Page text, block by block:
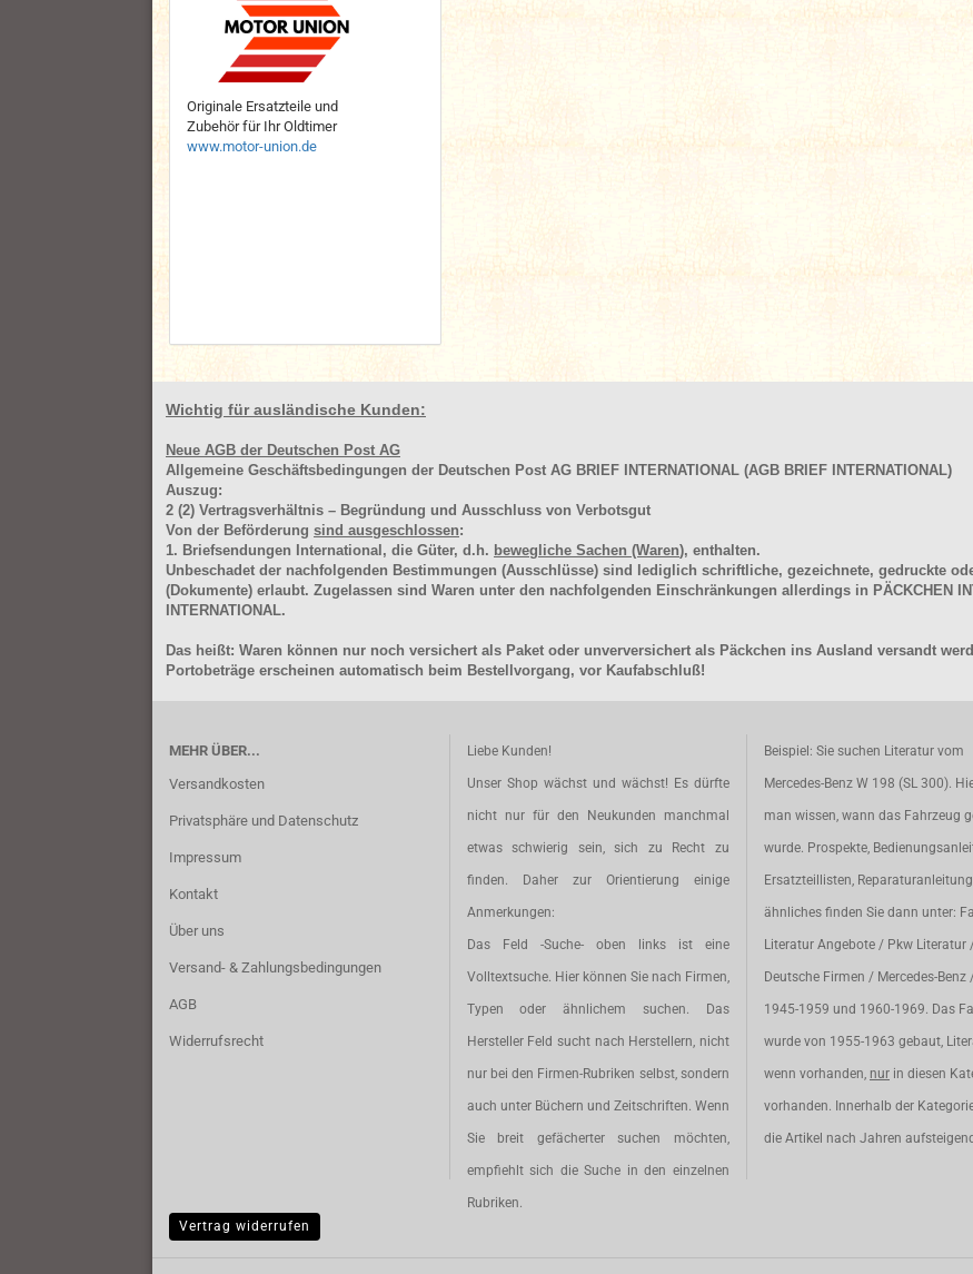
Originale Ersatzteile und
Zubehör für Ihr Oldtimer
www.motor-union.de
Wichtig für ausländische Kunden:
Neue AGB der Deutschen Post AG
Allgemeine Geschäftsbedingungen der Deutschen Post AG BRIEF INTERNATIONAL (AGB BRIEF INTERNATIONAL)
Auszug:
2 (2) Vertragsverhältnis – Begründung und Ausschluss von Verbotsgut
Von der Beförderung sind ausgeschlossen:
1. Briefsendungen International, die Güter, d.h. bewegliche Sachen (Waren), enthalten.
Unbeschadet der nachfolgenden Bestimmungen (Ausschlüsse) sind lediglich schriftliche, gezeichnete, gedruckte
(Dokumente) erlaubt. Zugelassen sind Waren unter den nachfolgenden Einschränkungen allerdings in PÄCKCHEN
INTERNATIONAL.
Das heißt: Waren können nur noch versichert als Paket oder unverversichert als Päckchen ins Ausland versandt
Portobeträge erscheinen automatisch beim Bestellvorgang, vor Kaufabschluß!
MEHR ÜBER...
Versandkosten
Privatsphäre und Datenschutz
Impressum
Kontakt
Über uns
Versand- & Zahlungsbedingungen
AGB
Widerrufsrecht
Liebe Kunden!
Unser Shop wächst und wächst! Es dürfte
nicht nur für den Neukunden manchmal
etwas schwierig sein, sich zu Recht zu
finden. Daher zur Orientierung einige
Anmerkungen:
Das Feld -Suche- oben links ist eine
Volltextsuche. Hier können Sie nach Firmen,
Typen oder ähnlichem suchen. Das
Hersteller Feld sucht nach Herstellern, nicht
nur bei den Firmen-Rubriken selbst, sondern
auch unter Büchern und Zeitschriften. Wenn
Sie breit gefächerter suchen möchten,
empfiehlt sich die Suche in den einzelnen
Rubriken.
Beispiel: Sie suchen Literatur vom
Mercedes-Benz W 198 (SL 300).
man wissen, wann das Fahrzeug
wurde. Prospekte,
Ersatzteillisten,
ähnliches finden Sie dann unter:
Literatur Angebote / Pkw Literatur
Deutsche Firmen / Mercedes-Benz
1945-1959 und 1960-1969. Das
wurde von 1955-1963 gebaut,
wenn vorhanden, nur in diesen
vorhanden. Innerhalb der
die Artikel nach Jahren
Vertrag widerrufen